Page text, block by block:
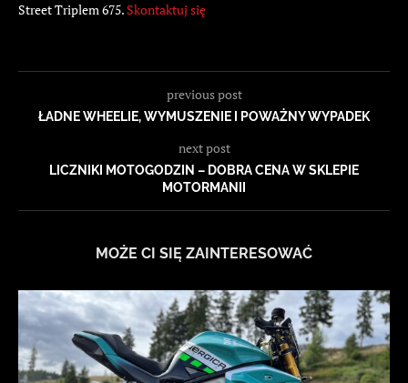
Street Triplem 675. Skontaktuj się
previous post
ŁADNE WHEELIE, WYMUSZENIE I POWAŻNY WYPADEK
next post
LICZNIKI MOTOGODZIN – DOBRA CENA W SKLEPIE
MOTORMANII
MOŻE CI SIĘ ZAINTERESOWAĆ